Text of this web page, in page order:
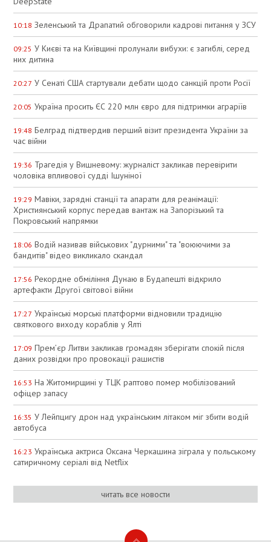
10:18 Зеленський та Драпатий обговорили кадрові питання у ЗСУ
09:25 У Києві та на Київщині пролунали вибухи: є загиблі, серед
них дитина
20:27 У Сенаті США стартували дебати щодо санкцій проти Росії
20:05 Україна просить ЄС 220 млн євро для підтримки аграріїв
19:48 Белград підтвердив перший візит президента України за
час війни
19:36 Трагедія у Вишневому: журналіст закликав перевірити
чоловіка впливової судді Ішуніної
19:29 Мавіки, зарядні станції та апарати для реанімації:
Християнський корпус передав вантаж на Запорізький та
Покровський напрямки
18:06 Водій називав військових "дурними" та "воюючими за
бандитів" відео викликало скандал
17:56 Рекордне обміління Дунаю в Будапешті відкрило
артефакти Другої світової війни
17:27 Українські морські платформи відновили традицію
святкового виходу кораблів у Ялті
17:09 Прем’єр Литви закликав громадян зберігати спокій після
даних розвідки про провокації рашистів
16:53 На Житомирщині у ТЦК раптово помер мобілізований
офіцер запасу
16:35 У Лейпцигу дрон над українським літаком міг збити водій
автобуса
16:23 Українська актриса Оксана Черкашина зіграла у польському
сатиричному серіалі від Netflix
читать все новости